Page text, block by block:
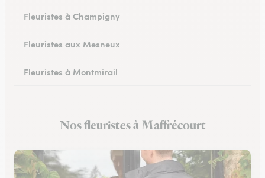
Fleuristes à Champigny
Fleuristes aux Mesneux
Fleuristes à Montmirail
Fleuristes à Vitry-le-François
Nos fleuristes à Maffrécourt